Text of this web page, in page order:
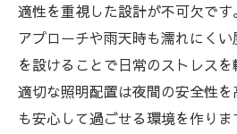
適性を重視した設計が不可欠で
アプローチや雨天時も濡れにく
を設けることで日常のストレスを
適切な照明配置は夜間の安全性
も安心して過ごせる環境を作り